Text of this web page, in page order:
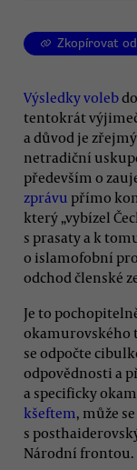
Zkopírovat
Výsledky voleb
tentokrát
a důvod je
netradiční
především o
zprávu přímo
který „vybízel
s prasaty a k
o islamofobní
odchod členské
Je to
okamurovského
se odpočte
odpovědnosti a
a specificky
kšeftem, může
s
Národní frontou.